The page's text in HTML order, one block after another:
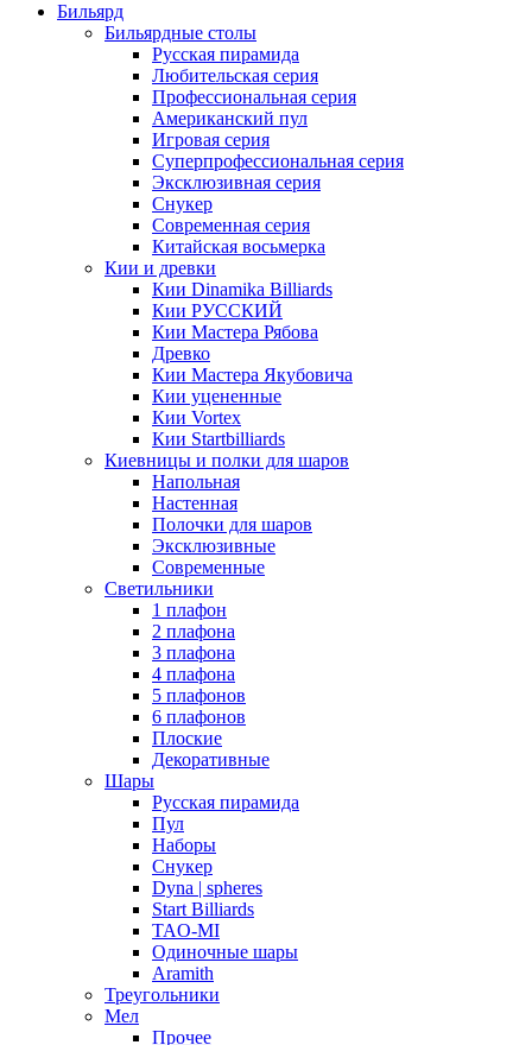
Бильярд
Бильярдные столы
Русская пирамида
Любительская серия
Профессиональная серия
Американский пул
Игровая серия
Суперпрофессиональная серия
Эксклюзивная серия
Снукер
Современная серия
Китайская восьмерка
Кии и древки
Кии Dinamika Billiards
Кии РУССКИЙ
Кии Мастера Рябова
Древко
Кии Мастера Якубовича
Кии уцененные
Кии Vortex
Кии Startbilliards
Киевницы и полки для шаров
Напольная
Настенная
Полочки для шаров
Эксклюзивные
Современные
Светильники
1 плафон
2 плафона
3 плафона
4 плафона
5 плафонов
6 плафонов
Плоские
Декоративные
Шары
Русская пирамида
Пул
Наборы
Снукер
Dyna | spheres
Start Billiards
TAO-MI
Одиночные шары
Aramith
Треугольники
Мел
Прочее